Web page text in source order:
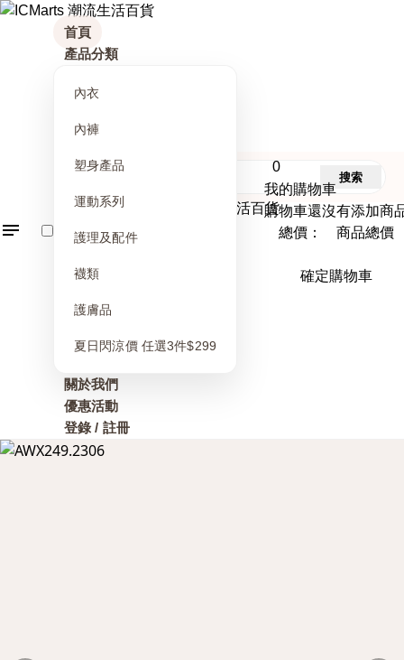
首頁
產品分類
內衣
內褲
塑身產品
運動系列
護理及配件
襪類
護膚品
夏日閃涼價 任選3件$299
關於我們
優惠活動
登錄 / 註冊
0
我的購物車
購物車還沒有添加商
總價： 商品總價
確定購物車
搜索